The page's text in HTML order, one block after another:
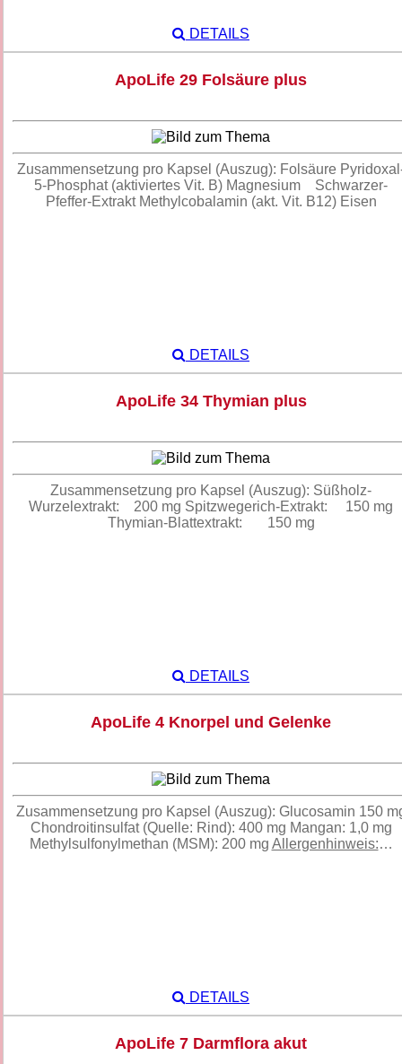
DETAILS
ApoLife 29 Folsäure plus
Zusammensetzung pro Kapsel (Auszug): Folsäure
5-Phosphat (aktiviertes Vit. B) Magnesium Schwarzer-
Pfeffer-Extrakt Methylcobalamin (akt. Vit. B12) Eisen
DETAILS
ApoLife 34 Thymian plus
Zusammensetzung pro Kapsel (Auszug): Süßholz-
Wurzelextrakt: 200 mg Spitzwegerich-Extrakt: 150 mg
Thymian-Blattextrakt: 150 mg
DETAILS
ApoLife 4 Knorpel und Gelenke
Zusammensetzung pro Kapsel (Auszug): Glucosamin 150
Chondroitinsulfat (Quelle: Rind): 400 mg Mangan: 1,0 mg
Methylsulfonylmethan (MSM): 200 mg Allergenhinweis:…
DETAILS
ApoLife 7 Darmflora akut